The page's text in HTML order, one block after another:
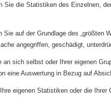
die Statistiken des Einzelnen,
auf der Grundlage des „größten
angegriffen, geschädigt,
sich selbst oder Ihrer eigenen
eine Auswertung in Bezug auf
eigenen Statistiken oder die Ihrer